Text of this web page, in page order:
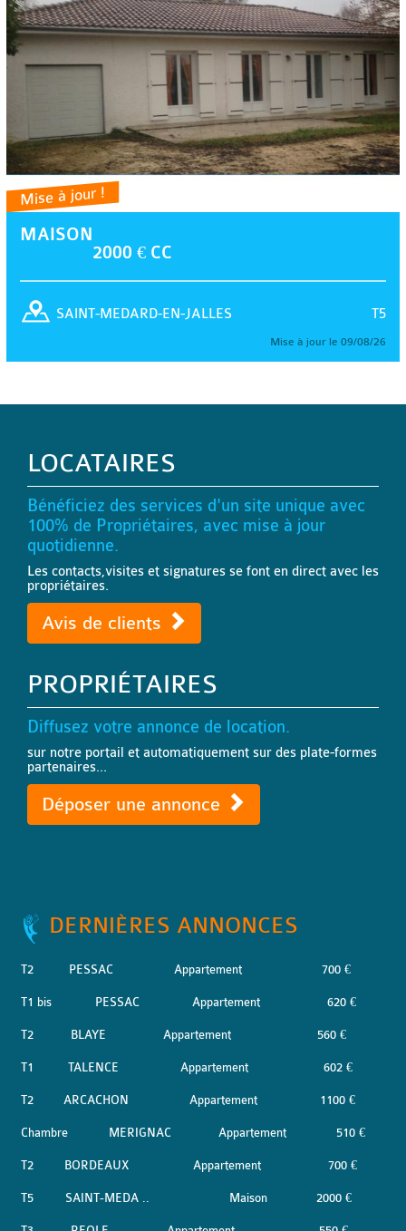
Mise à jour !
MAISON
2000 € CC
T5
SAINT-MEDARD-EN-JALLES
Mise à jour le 09/08/26
LOCATAIRES
Bénéficiez des services d'un site unique avec
100% de Propriétaires, avec mise à jour
quotidienne.
Les contacts,visites et signatures se font en direct avec les
propriétaires.
Avis de clients
PROPRIÉTAIRES
Diffusez votre annonce de location.
sur notre portail et automatiquement sur des plate-formes
partenaires...
Déposer une annonce
DERNIÈRES ANNONCES
T2 PESSAC Appartement 700 €
T1 bis PESSAC Appartement 620 €
T2 BLAYE Appartement 560 €
T1 TALENCE Appartement 602 €
T2 ARCACHON Appartement 1100 €
Chambre MERIGNAC Appartement 510 €
T2 BORDEAUX Appartement 700 €
T5 SAINT-MEDA .. Maison 2000 €